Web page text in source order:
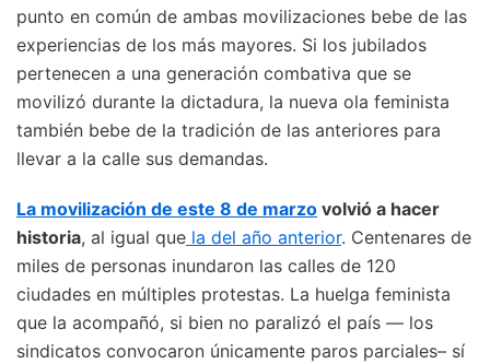
punto en común de ambas movilizaciones bebe de las
experiencias de los más mayores. Si los jubilados
pertenecen a una generación combativa que se
movilizó durante la dictadura, la nueva ola feminista
también bebe de la tradición de las anteriores para
llevar a la calle sus demandas.
La movilización de este 8 de marzo volvió a hacer
historia, al igual que la del año anterior. Centenares de
miles de personas inundaron las calles de 120
ciudades en múltiples protestas. La huelga feminista
que la acompañó, si bien no paralizó el país — los
sindicatos convocaron únicamente paros parciales– sí